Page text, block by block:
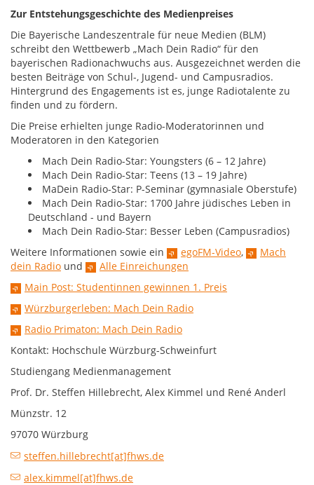
Zur Entstehungsgeschichte des Medienpreises
Die Bayerische Landeszentrale für neue Medien (BLM)
schreibt den Wettbewerb „Mach Dein Radio“ für den
bayerischen Radionachwuchs aus. Ausgezeichnet werden die
besten Beiträge von Schul-, Jugend- und Campusradios.
Hintergrund des Engagements ist es, junge Radiotalente zu
finden und zu fördern.
Die Preise erhielten junge Radio-Moderatorinnen und
Moderatoren in den Kategorien
Mach Dein Radio-Star: Youngsters (6 – 12 Jahre)
Mach Dein Radio-Star: Teens (13 – 19 Jahre)
MaDein Radio-Star: P-Seminar (gymnasiale Oberstufe)
Mach Dein Radio-Star: 1700 Jahre jüdisches Leben in
Deutschland - und Bayern
Mach Dein Radio-Star: Besser Leben (Campusradios)
Weitere Informationen sowie ein
egoFM-Video,
Mach
dein Radio und
Alle Einreichungen
Main Post: Studentinnen gewinnen 1. Preis
Würzburgerleben: Mach Dein Radio
Radio Primaton: Mach Dein Radio
Kontakt: Hochschule Würzburg-Schweinfurt
Studiengang Medienmanagement
Prof. Dr. Steffen Hillebrecht, Alex Kimmel und René Anderl
Münzstr. 12
97070 Würzburg
steffen.hillebrecht[at]fhws.de
alex.kimmel[at]fhws.de